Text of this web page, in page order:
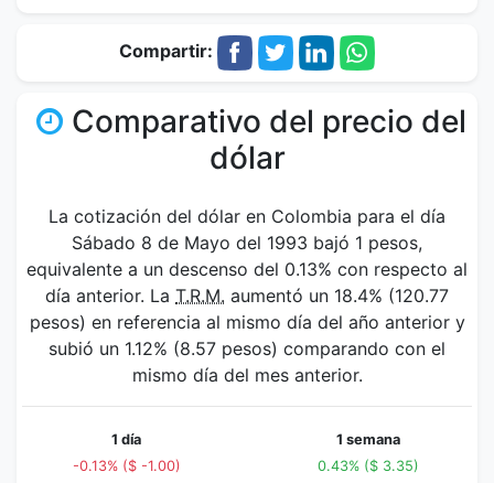
Compartir:
Comparativo del precio del
dólar
La cotización del dólar en Colombia para el día
Sábado 8 de Mayo del 1993 bajó 1 pesos,
equivalente a un descenso del 0.13% con respecto al
día anterior. La T.R.M. aumentó un 18.4% (120.77
pesos) en referencia al mismo día del año anterior y
subió un 1.12% (8.57 pesos) comparando con el
mismo día del mes anterior.
1 día
-0.13% ($ -1.00)
1 semana
0.43% ($ 3.35)